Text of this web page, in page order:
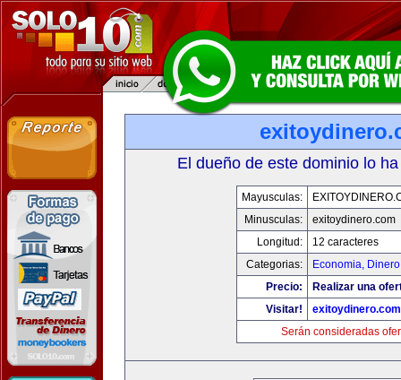
El dueño de este dominio lo
Mayusculas:
Minusculas:
exitoydinero.com
Longitud:
12 caracteres
Categorias:
Economia,
Precio:
Realizar una
Visitar!
exitoydinero.com
Serán consideradas